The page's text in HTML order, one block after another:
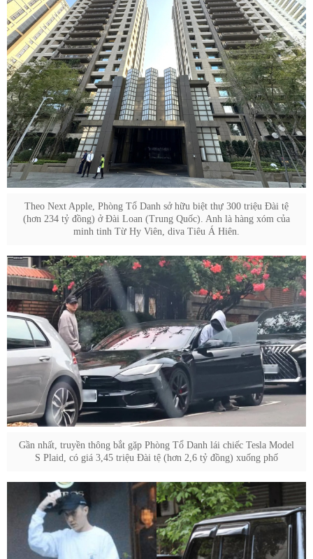
Theo Next Apple, Phòng Tổ Danh sở hữu biệt thự 300 triệu Đài tệ
(hơn 234 tỷ đồng) ở Đài Loan (Trung Quốc). Anh là hàng xóm của
minh tinh Từ Hy Viên, diva Tiêu Á Hiên.
Gần nhất, truyền thông bắt gặp Phòng Tổ Danh lái chiếc Tesla Model
S Plaid, có giá 3,45 triệu Đài tệ (hơn 2,6 tỷ đồng) xuống phố